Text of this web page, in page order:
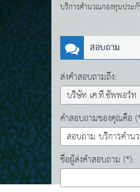
บริการคำนวณกองทุนประ
สอบถาม
ส่งคำสอบถามถึง:
คำสอบถามของคุณคือ
ชื่อผู้ส่งคำสอบถาม (*):